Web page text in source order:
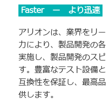
Faster ー より迅速
アリオンは、業界をリ
力により、製品開発の
実施し、製品開発のス
す。豊富なテスト設備
互換性を保証し、最高
供します。